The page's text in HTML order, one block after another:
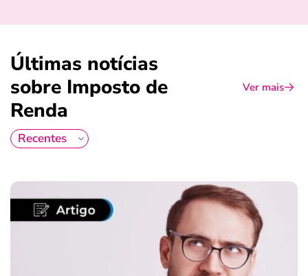
Últimas notícias
sobre Imposto de
Renda
Ver mais